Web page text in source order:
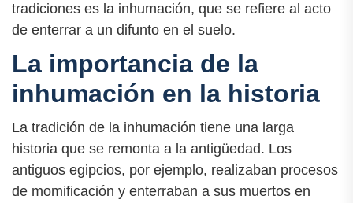
tradiciones es la inhumación, que se refiere al acto
de enterrar a un difunto en el suelo.
La importancia de la
inhumación en la historia
La tradición de la inhumación tiene una larga
historia que se remonta a la antigüedad. Los
antiguos egipcios, por ejemplo, realizaban procesos
de momificación y enterraban a sus muertos en